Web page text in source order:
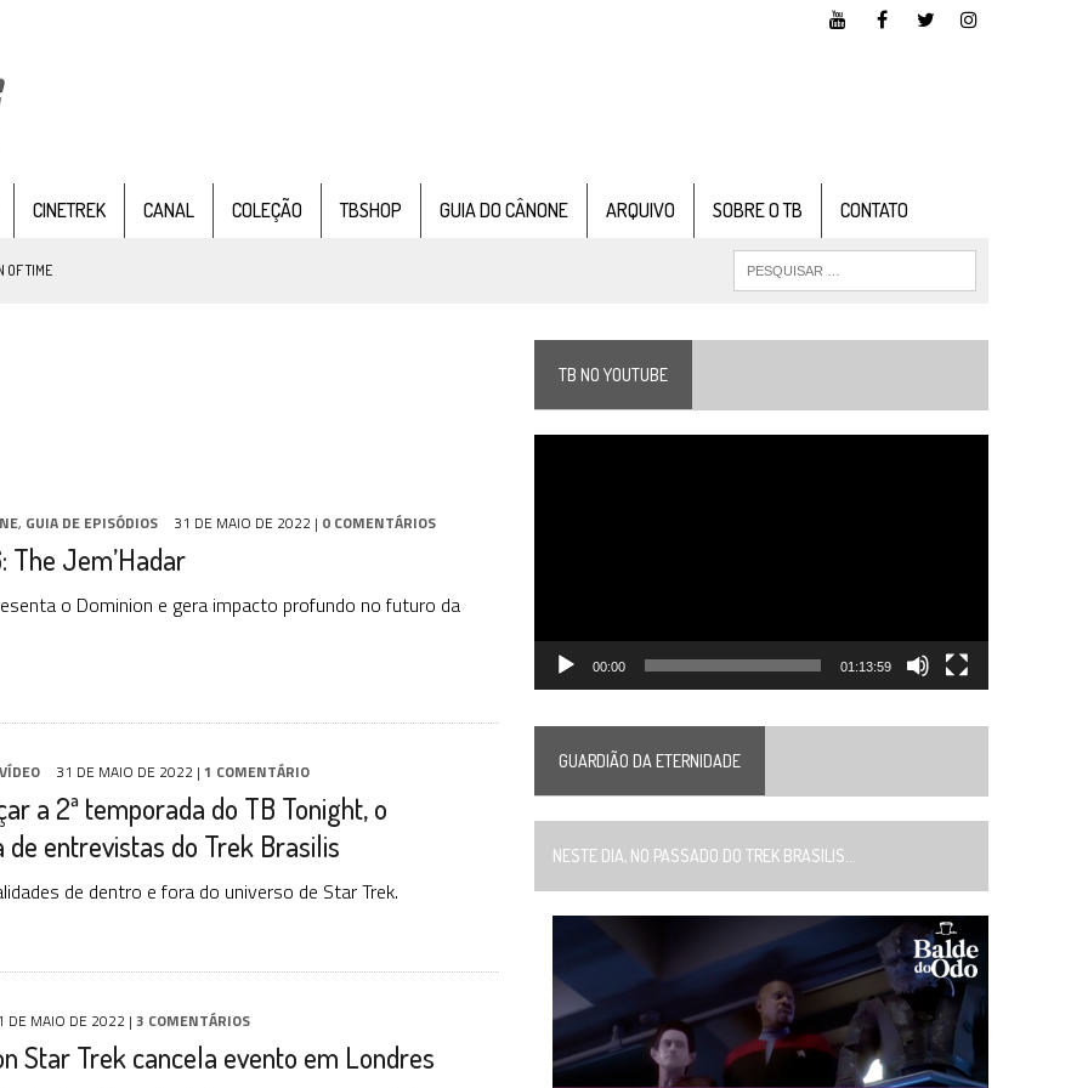
CINETREK CANAL COLEÇÃO TBSHOP GUIA DO CÂNONE ARQUIVO SOBRE O TB CONTATO
OF TIME
DE FÃS AXANAR HORAS APÓS ESTREIA
– “THE GRIFFIN INCIDENT” (4×02)
SOBRE DIFERENTES PONTOS DE VISTA
JÁ DISPONÍVEL EM PRÉ-VENDA!
, GUIA DE EPISÓDIOS 31 DE MAIO DE 2022 | 0 COMENTÁRIOS
The Jem’Hadar
o Dominion e gera impacto profundo no futuro da
VÍDEO 31 DE MAIO DE 2022 | 1 COMENTÁRIO
a 2ª temporada do TB Tonight, o
entrevistas do Trek Brasilis
de dentro e fora do universo de Star Trek.
DE MAIO DE 2022 | 3 COMENTÁRIOS
Star Trek cancela evento em Londres
TB NO YOUTUBE
00:00 01:13:59
GUARDIÃO DA ETERNIDADE
NESTE DIA, NO PASSADO DO TREK BRASILIS...